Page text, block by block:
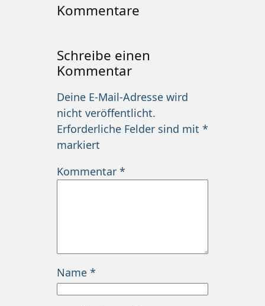
Kommentare
Schreibe einen
Kommentar
Deine E-Mail-Adresse wird
nicht veröffentlicht.
Erforderliche Felder sind mit *
markiert
Kommentar *
Name *